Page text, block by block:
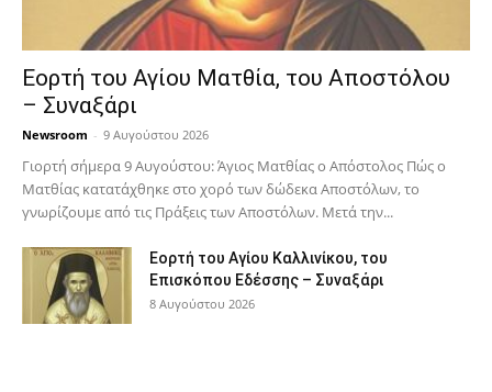
Εορτή του Αγίου Ματθία, του Αποστόλου
– Συναξάρι
Newsroom - 9 Αυγούστου 2026
Γιορτή σήμερα 9 Αυγούστου: Άγιος Ματθίας ο Απόστολος Πώς ο
Ματθίας κατατάχθηκε στο χορό των δώδεκα Αποστόλων, το
γνωρίζουμε από τις Πράξεις των Αποστόλων. Μετά την...
Εορτή του Αγίου Καλλινίκου, του
Επισκόπου Εδέσσης – Συναξάρι
8 Αυγούστου 2026